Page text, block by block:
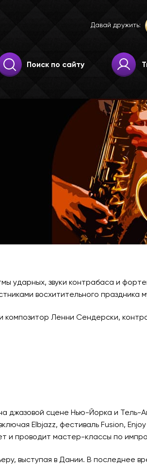
Давай дружить:
ударных, звуки контрабаса и
восхитительного праздника
композитор Ленни Сендерски,
джазовой сцене Нью-Йорка и Тель-
Elbjazz, фестиваль Fusion,
проводит мастер-классы по
выступая в Дании. В последнее